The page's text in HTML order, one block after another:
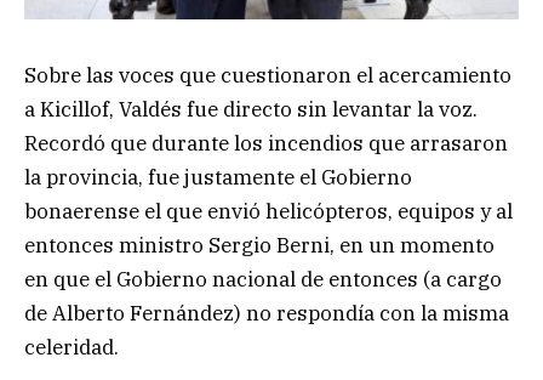
Sobre las voces que cuestionaron el acercamiento
a Kicillof, Valdés fue directo sin levantar la voz.
Recordó que durante los incendios que arrasaron
la provincia, fue justamente el Gobierno
bonaerense el que envió helicópteros, equipos y al
entonces ministro Sergio Berni, en un momento
en que el Gobierno nacional de entonces (a cargo
de Alberto Fernández) no respondía con la misma
celeridad.